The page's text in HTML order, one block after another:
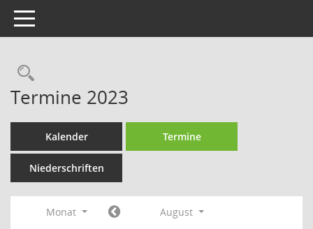
Toggle navigation
Rechercheauswahl
Termine 2023
Kalender Termine
Niederschriften
Monat
August